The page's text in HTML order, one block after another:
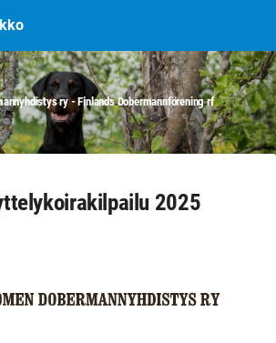
ry - Finlands Dobermannförening rf
2025